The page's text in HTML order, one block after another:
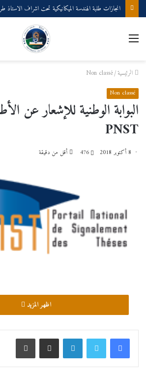
انجازات طلبة الهندسة الميكانيكية تحت اشراف الاستاذ
القائمة
الرئيسية/
Non classé
Non classé
البوابة الوطنية للإشعار عن
PNST
8 أكتوبر 2018 476 أقل من دقيقة
اظهر المزيد
لينكدإن مشاركة عبر البريد طباعة